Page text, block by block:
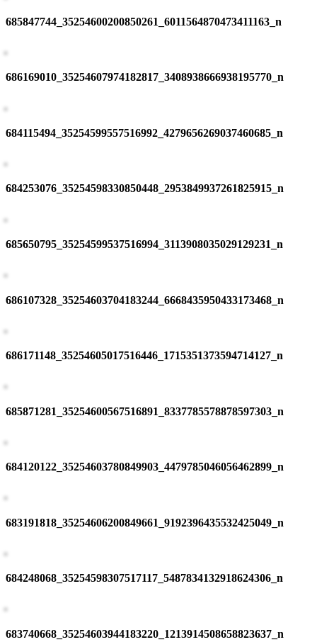
685847744_35254600200850261_6011564870473411163_n
686169010_35254607974182817_3408938666938195770_n
684115494_35254599557516992_4279656269037460685_n
684253076_35254598330850448_2953849937261825915_n
685650795_35254599537516994_3113908035029129231_n
686107328_35254603704183244_6668435950433173468_n
686171148_35254605017516446_1715351373594714127_n
685871281_35254600567516891_8337785578878597303_n
684120122_35254603780849903_4479785046056462899_n
683191818_35254606200849661_9192396435532425049_n
684248068_35254598307517117_5487834132918624306_n
683740668_35254603944183220_1213914508658823637_n